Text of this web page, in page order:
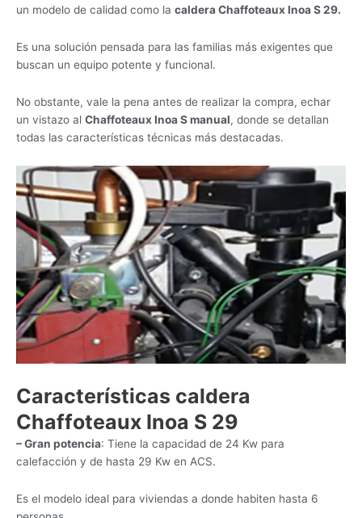
un modelo de calidad como la caldera Chaffoteaux Inoa S 29.
Es una solución pensada para las familias más exigentes que
buscan un equipo potente y funcional.
No obstante, vale la pena antes de realizar la compra, echar
un vistazo al Chaffoteaux Inoa S manual, donde se detallan
todas las características técnicas más destacadas.
Características caldera
Chaffoteaux Inoa S 29
– Gran potencia: Tiene la capacidad de 24 Kw para
calefacción y de hasta 29 Kw en ACS.
Es el modelo ideal para viviendas a donde habiten hasta 6